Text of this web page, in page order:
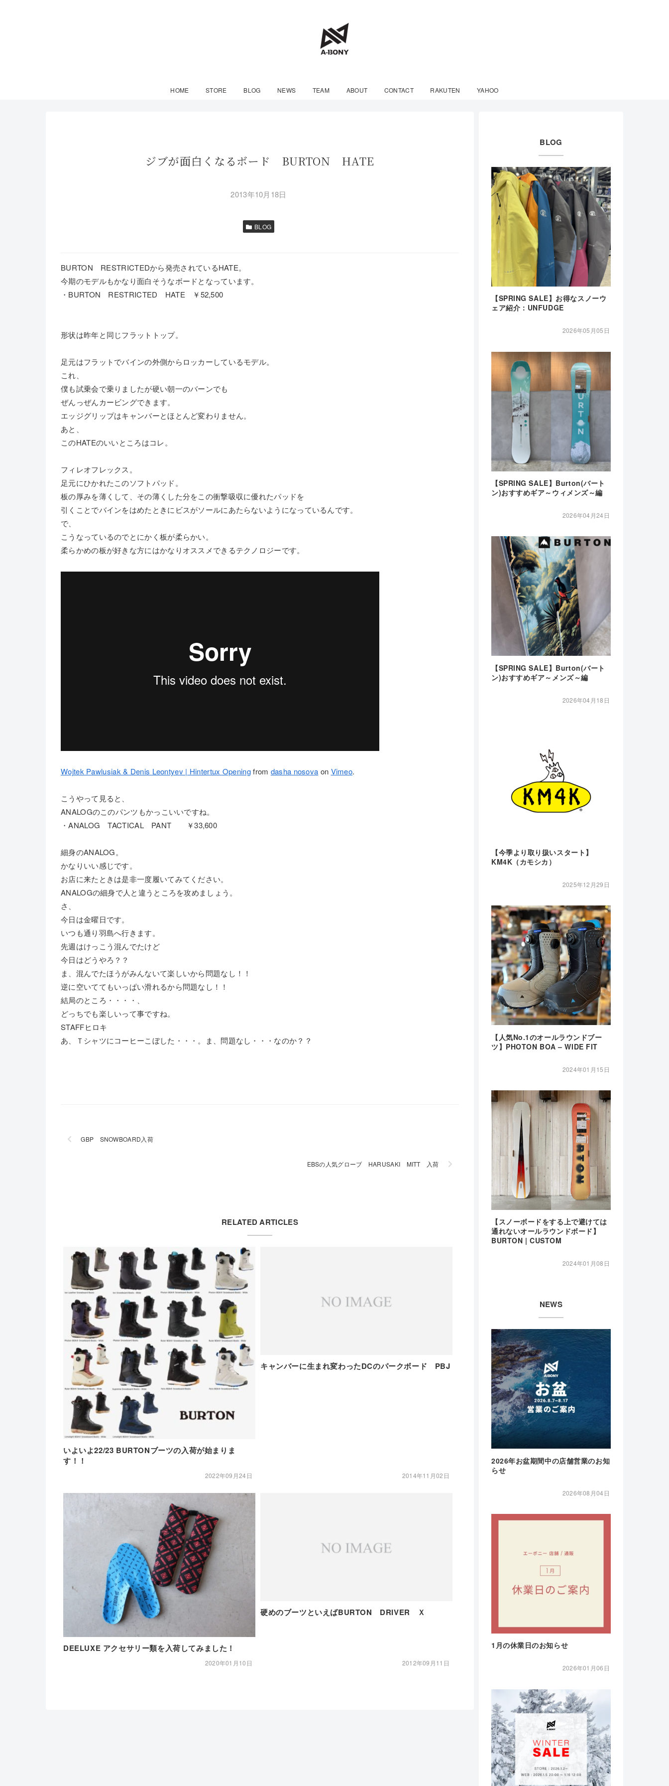
HOME STORE BLOG NEWS TEAM ABOUT CONTACT RAKUTEN YAHOO
ジブが面白くなるボード BURTON HATE
2013年10月18日
BLOG
BURTON RESTRICTEDから発売されているHATE。
今期のモデルもかなり面白そうなボードとなっています。
・BURTON RESTRICTED HATE ￥52,500
形状は昨年と同じフラットトップ。
足元はフラットでバインの外側からロッカーしているモデル。
これ、
僕も試乗会で乗りましたが硬い朝一のバーンでも
ぜんっぜんカービングできます。
エッジグリップはキャンバーとほとんど変わりません。
あと、
このHATEのいいところはコレ。
フィレオフレックス。
足元にひかれたこのソフトパッド。
板の厚みを薄くして、その薄くした分をこの衝撃吸収に優れたパッドを
引くことでバインをはめたときにビスがソールにあたらないようになっているんです。
で、
こうなっているのでとにかく板が柔らかい。
柔らかめの板が好きな方にはかなりオススメできるテクノロジーです。
Wojtek Pawlusiak & Denis Leontyev | Hintertux Openingfrom dasha nosova on Vimeo.
こうやって見ると、
ANALOGのこのパンツもかっこいいですね。
・ANALOG TACTICAL PANT ￥33,600
細身のANALOG。
かなりいい感じです。
お店に来たときは是非一度履いてみてください。
ANALOGの細身で人と違うところを攻めましょう。
さ、
今日は金曜日です。
いつも通り羽島へ行きます。
先週はけっこう混んでたけど
今日はどうやろ？？
ま、混んでたほうがみんないて楽しいから問題なし！！
逆に空いててもいっぱい滑れるから問題なし！！
結局のところ・・・・、
どっちでも楽しいって事ですね。
STAFFヒロキ
あ、Ｔシャツにコーヒーこぼした・・・。ま、問題なし・・・なのか？？
GBP SNOWBOARD入荷
EBSの人気グローブ HARUSAKI MITT 入荷
RELATED ARTICLES
いよいよ22/23 BURTONブーツの入荷が始まりま
す！！
2022年09月24日
キャンバーに生まれ変わったDCのパークボード PBJ
2014年11月02日
DEELUXE アクセサリー類を入荷してみました！
2020年01月10日
硬めのブーツといえばBURTON DRIVER Ｘ
2012年09月11日
BLOG
【SPRING SALE】お得なスノーウ
ェア紹介：UNFUDGE
2026年05月05日
【SPRING SALE】Burton(バート
ン)おすすめギア～ウィメンズ～編
2026年04月24日
【SPRING SALE】Burton(バート
ン)おすすめギア～メンズ～編
2026年04月18日
【今季より取り扱いスタート】
KM4K（カモシカ）
2025年12月29日
【人気No.1のオールラウンドブー
ツ】PHOTON BOA – WIDE FIT
2024年01月15日
【スノーボードをする上で避けては
通れないオールラウンドボード】
BURTON | CUSTOM
2024年01月08日
NEWS
2026年お盆期間中の店舗営業のお知
らせ
2026年08月04日
1月の休業日のお知らせ
2026年01月06日